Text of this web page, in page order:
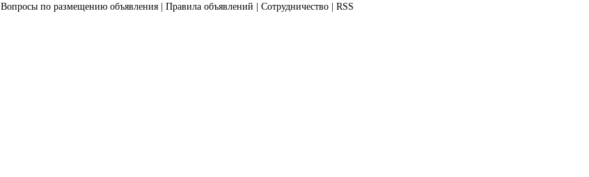
Вопросы по размещению объявления| Правила объявлений Сотрудничество| RSS